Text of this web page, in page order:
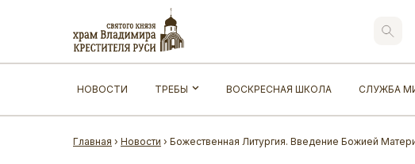
НОВОСТИ ТРЕБЫ ВОСКРЕСНАЯ ШКОЛА СЛУЖБА
Главная › Новости › Божественная Литургия. Введение Божией